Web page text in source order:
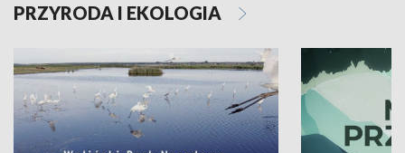
PRZYRODA I EKOLOGIA